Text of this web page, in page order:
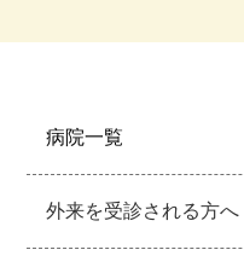
病院一覧
外来を受診される方へ